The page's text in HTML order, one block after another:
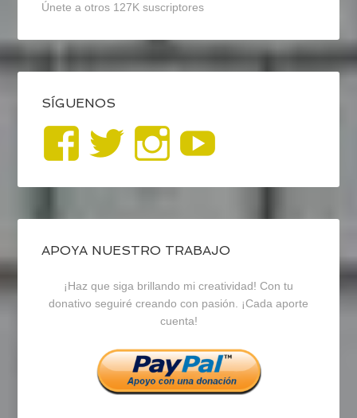
Únete a otros 127K suscriptores
SÍGUENOS
Ver
perfil
de
blogrecursosep
en
Facebook
Ver
perfil
de
recursosep
en
Twitter
Ver
perfil
de
recursosep
en
Instagram
APOYA NUESTRO TRABAJO
¡Haz que siga brillando mi creatividad! Con tu
donativo seguiré creando con pasión. ¡Cada aporte
cuenta!